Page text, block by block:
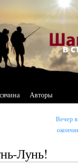
Авторы
Вечер
Лунь!